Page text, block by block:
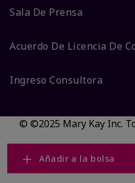
Añadir a la bolsa
Sala De Prensa
Acuerdo De Licencia De
Ingreso Consultora
© ©2025 Mary Kay Inc.
Código DSA/Queja al
Transparencia en CA